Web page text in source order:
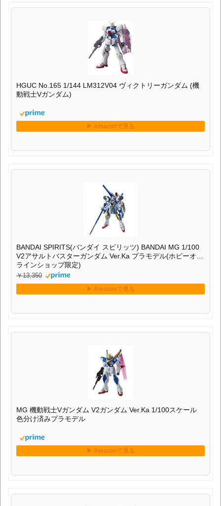
HGUC No.165 1/144 LM312V04 ヴィクトリーガンダム (機
動戦士Vガンダム)
BANDAI SPIRITS(バンダイ スピリッツ) BANDAI MG 1/100
V2アサルトバスターガンダム Ver.Ka プラモデル(ホビーオン
ラインショップ限定)
￥13,350
MG 機動戦士Vガンダム V2ガンダム Ver.Ka 1/100スケール
色分け済みプラモデル